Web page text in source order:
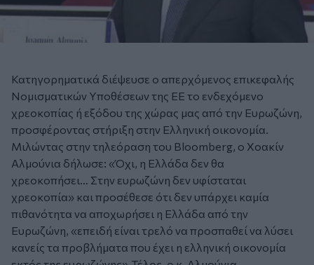
Κατηγορηματικά διέψευσε ο απερχόμενος επικεφαλής
Νομισματικών Υποθέσεων της ΕΕ το ενδεχόμενο
χρεοκοπίας ή εξόδου της χώρας μας από την Ευρωζώνη,
προσφέροντας στήριξη στην Ελληνική οικονομία.
Μιλώντας στην τηλεόραση του Bloomberg, ο Xοακίν
Αλμούνια δήλωσε: «Όχι, η Ελλάδα δεν θα
χρεοκοπήσει… Στην ευρωζώνη δεν υφίσταται
χρεοκοπία» και προσέθεσε ότι δεν υπάρχει καμία
πιθανότητα να αποχωρήσει η Ελλάδα από την
Ευρωζώνη, «επειδή είναι τρελό να προσπαθεί να λύσει
κανείς τα προβλήματα που έχει η ελληνική οικονομία